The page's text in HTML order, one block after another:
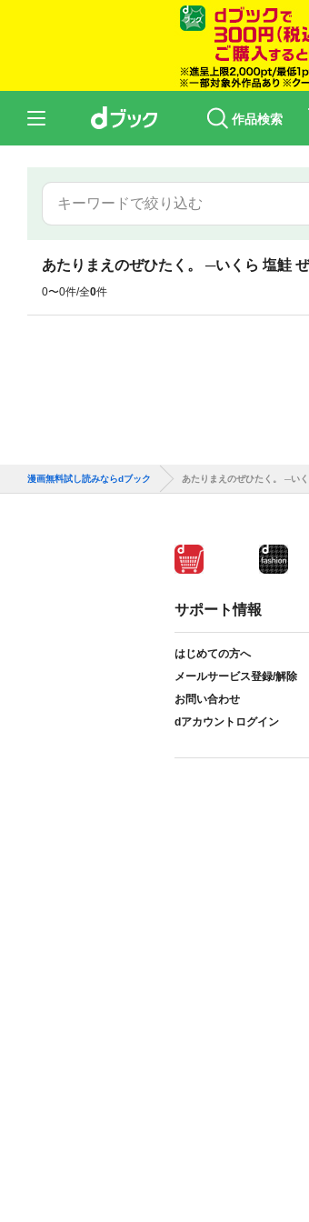
作品検索
あたりまえのぜひたく。 ─いくら 塩鮭
0〜0件/全0件
漫画無料試し読みならdブック あたりまえのぜひたく。 ─い
サポート情報
はじめての方へ
メールサービス登録/解除
お問い合わせ
dアカウントログイン